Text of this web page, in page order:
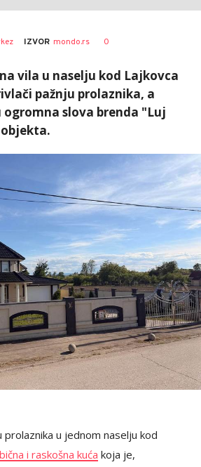
IZVOR mondo.rs 0
vila u naselju kod Lajkovca
pažnju prolaznika, a
ogromna slova brenda "Luj
prolaznika u jednom naselju kod
i raskošna kuća koja je,